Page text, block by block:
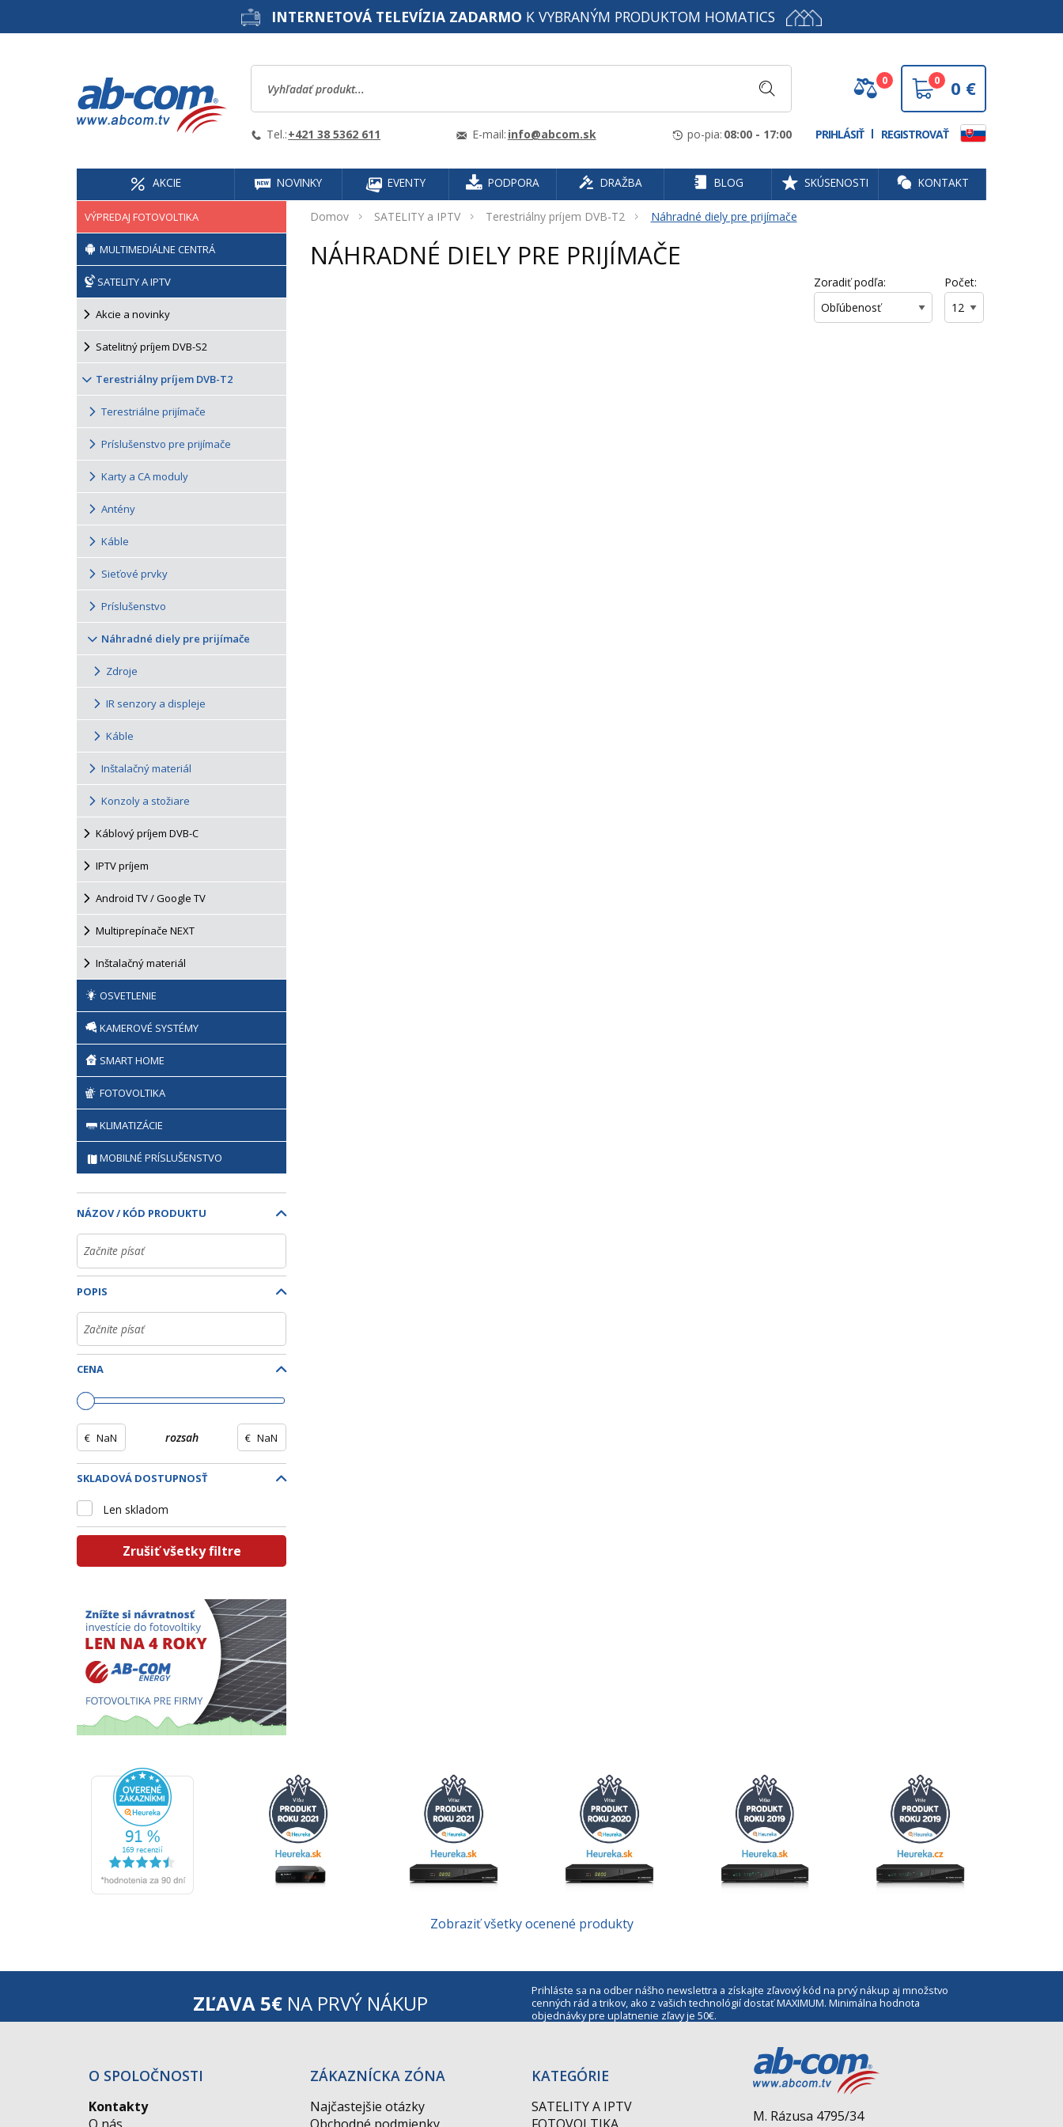
INTERNETOVÁ TELEVÍZIA ZADARMO K VYBRANÝM PRODUKTOM HOMATICS
Tel.:+421 38 5362 611 E-mail: info@abcom.sk po-pia: 08:00 - 17:00
0 0 0 €
PRIHLÁSIŤ REGISTROVAŤ
AKCIE NOVINKY EVENTY PODPORA DRAŽBA BLOG SKÚSENOSTI KONTAKT
Domov SATELITY a IPTV Terestriálny príjem DVB-T2 Náhradné diely pre prijímače
NÁHRADNÉ DIELY PRE PRIJÍMAČE
Zoradiť podľa: Počet:
VÝPREDAJ FOTOVOLTIKA
MULTIMEDIÁLNE CENTRÁ
SATELITY A IPTV
Akcie a novinky
Satelitný príjem DVB-S2
Terestriálny príjem DVB-T2
Terestriálne prijímače
Príslušenstvo pre prijímače
Karty a CA moduly
Antény
Káble
Sieťové prvky
Príslušenstvo
Náhradné diely pre prijímače
Zdroje
IR senzory a displeje
Káble
Inštalačný materiál
Konzoly a stožiare
Káblový príjem DVB-C
IPTV príjem
Android TV / Google TV
Multiprepínače NEXT
Inštalačný materiál
OSVETLENIE
KAMEROVÉ SYSTÉMY
SMART HOME
FOTOVOLTIKA
KLIMATIZÁCIE
MOBILNÉ PRÍSLUŠENSTVO
NÁZOV / KÓD PRODUKTU
POPIS
CENA
€ rozsah €
SKLADOVÁ DOSTUPNOSŤ
Len skladom
Zrušiť všetky filtre
Zobraziť všetky ocenené produkty
ZĽAVA 5€NA PRVÝ NÁKUP
Prihláste sa na odber nášho newslettra a získajte zľavový kód na prvý nákup aj množstvo
cenných rád a trikov, ako z vašich technológií dostať MAXIMUM. Minimálna hodnota
objednávky pre uplatnenie zľavy je 50€.
O SPOLOČNOSTI
Kontakty
ZÁKAZNÍCKA ZÓNA
Najčastejšie otázky
KATEGÓRIE
SATELITY A IPTV
M. Rázusa 4795/34